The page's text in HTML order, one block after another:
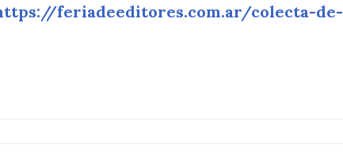
feriadeeditores.com.ar/colecta-de-